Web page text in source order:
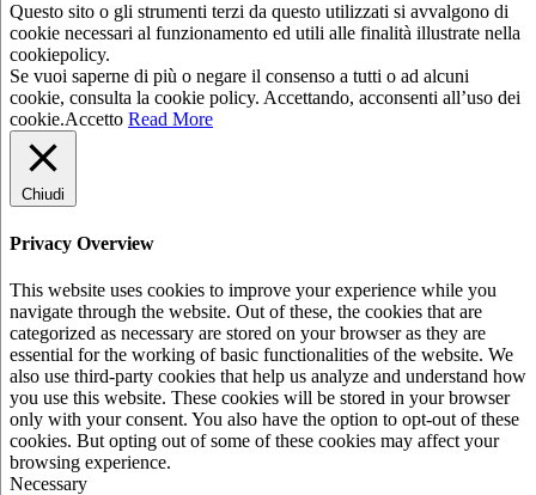
Questo sito o gli strumenti terzi da questo utilizzati si avvalgono di
cookie necessari al funzionamento ed utili alle finalità illustrate nella
cookiepolicy.
Se vuoi saperne di più o negare il consenso a tutti o ad alcuni
cookie, consulta la cookie policy. Accettando, acconsenti all’uso dei
cookie.Accetto Read More
Chiudi
Privacy Overview
This website uses cookies to improve your experience while you
navigate through the website. Out of these, the cookies that are
categorized as necessary are stored on your browser as they are
essential for the working of basic functionalities of the website. We
also use third-party cookies that help us analyze and understand how
you use this website. These cookies will be stored in your browser
only with your consent. You also have the option to opt-out of these
cookies. But opting out of some of these cookies may affect your
browsing experience.
Necessary